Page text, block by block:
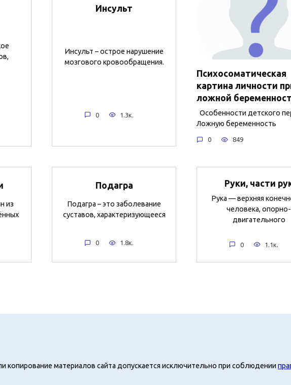
Инсульт
Инсульт – острое нарушение
мозгового кровообращения.
0 1.3к.
Психосоматическая
картина личности
ложной
Особенности детского
Ложную беременность
0 849
из
Подагра
Подагра – это заболевание
суставов, характеризующееся
0 1.8к.
Руки, части
Рука — верхняя
человека, опорно-
двигательного
0 1.1к.
копирование материалов сайта допускается исключительно при соблюдении